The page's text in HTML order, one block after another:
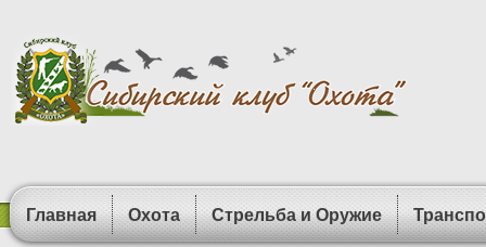
Главная Охота Стрельба и Оружие